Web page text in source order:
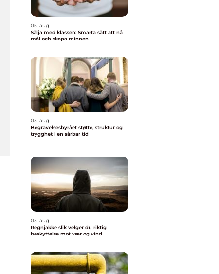
05. aug
Sälja med klassen: Smarta sätt att nå
mål och skapa minnen
03. aug
Begravelsesbyrået støtte, struktur og
trygghet i en sårbar tid
03. aug
Regnjakke slik velger du riktig
beskyttelse mot vær og vind